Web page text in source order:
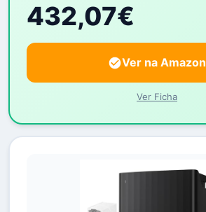
432,07€
Ver na Amazon
Ver Ficha